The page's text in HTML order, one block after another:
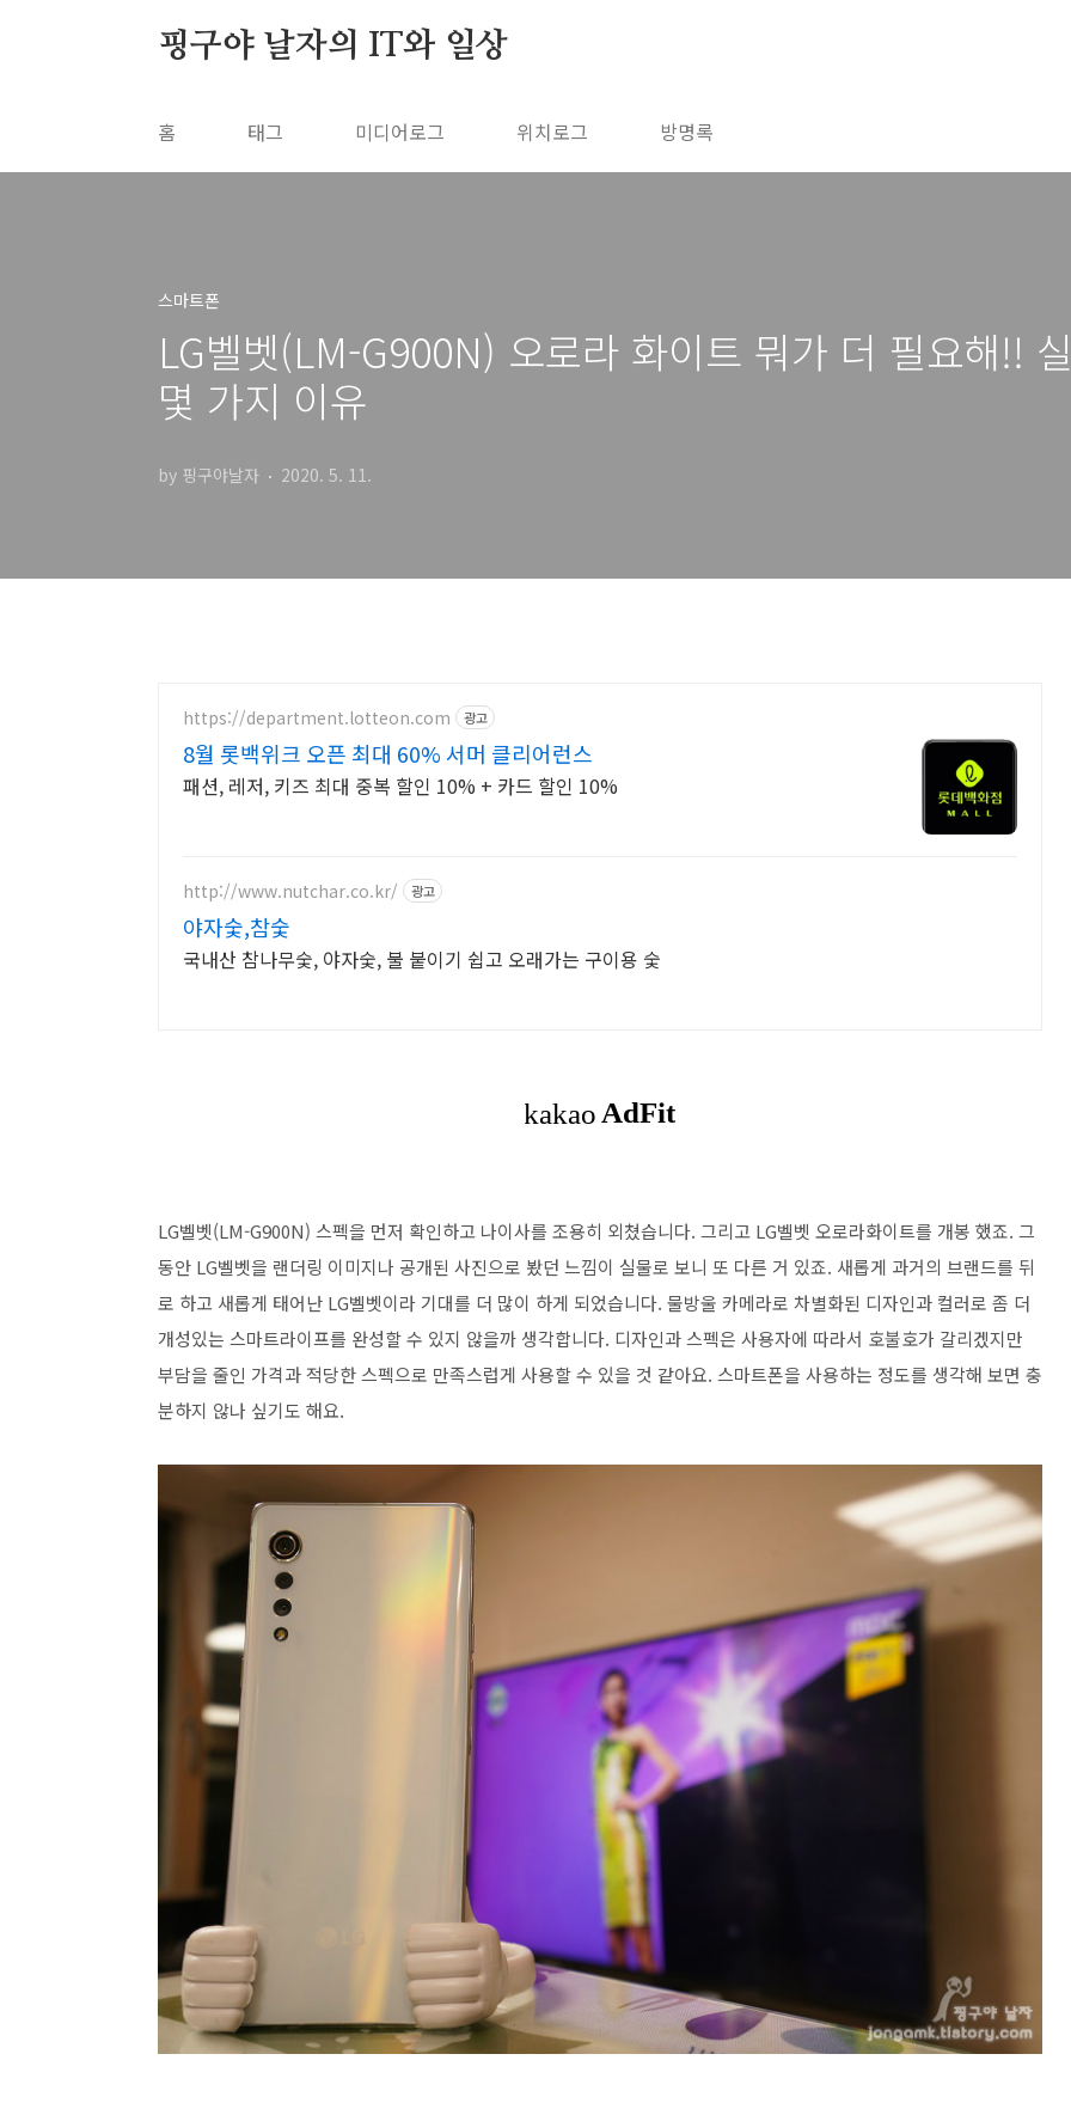
핑구야 날자의 IT와 일상
홈 태그 미디어로그 위치로그 방명록
스마트폰
LG벨벳(LM-G900N) 오로라 화이트 뭐가 더 필요해!!
몇 가지 이유
by 핑구야날자 2020. 5. 11.
https://department.lotteon.com 광고
8월 롯백위크 오픈 최대 60% 서머 클리어런스
패션, 레저, 키즈 최대 중복 할인 10% + 카드 할인 10%
http://www.nutchar.co.kr/ 광고
야자숯,참숯
국내산 참나무숯, 야자숯, 불 붙이기 쉽고 오래가는 구이용 숯
LG벨벳(LM-G900N) 스펙을 먼저 확인하고 나이사를 조용히 외쳤습니다. 그리고 LG벨벳 오로라화이트를 개봉 했죠. 그
동안 LG벨벳을 랜더링 이미지나 공개된 사진으로 봤던 느낌이 실물로 보니 또 다른 거 있죠. 새롭게 과거의 브랜드를 뒤
로 하고 새롭게 태어난 LG벨벳이라 기대를 더 많이 하게 되었습니다. 물방울 카메라로 차별화된 디자인과 컬러로 좀 더
개성있는 스마트라이프를 완성할 수 있지 않을까 생각합니다. 디자인과 스펙은 사용자에 따라서 호불호가 갈리겠지만
부담을 줄인 가격과 적당한 스펙으로 만족스럽게 사용할 수 있을 것 같아요. 스마트폰을 사용하는 정도를 생각해 보면 충
분하지 않나 싶기도 해요.